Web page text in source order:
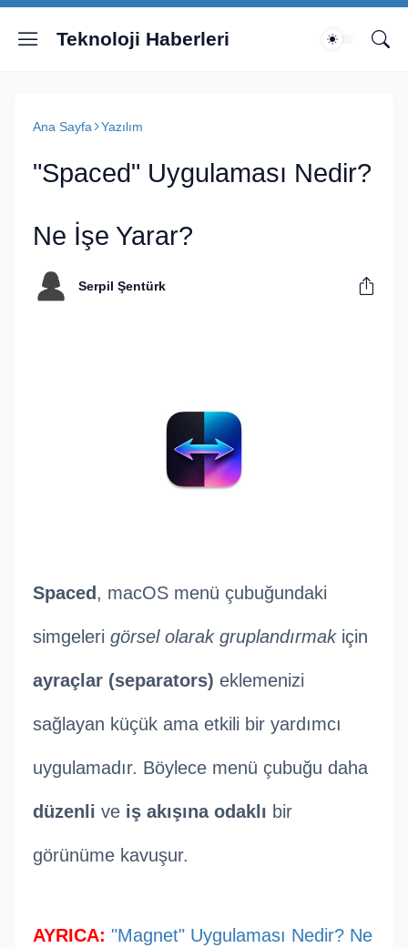
Teknoloji Haberleri
Ana Sayfa Yazılım
"Spaced" Uygulaması Nedir?
Ne İşe Yarar?
Serpil Şentürk
Spaced , macOS menü çubuğundaki
simgeleri görsel olarak gruplandırmakiçin
ayraçlar (separators) eklemenizi
sağlayan küçük ama etkili bir yardımcı
uygulamadır. Böylece menü çubuğu daha
düzenli ve iş akışına odaklı bir
görünüme kavuşur.
AYRICA: "Magnet" Uygulaması Nedir? Ne